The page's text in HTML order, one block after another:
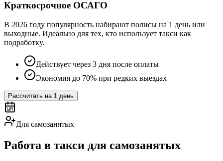
Краткосрочное ОСАГО
В 2026 году популярность набирают полисы на 1 день или
выходные. Идеально для тех, кто использует такси как
подработку.
Действует через 3 дня после оплаты
Экономия до 70% при редких выездах
Рассчитать на 1 день
Для самозанятых
Работа в такси для самозанятых